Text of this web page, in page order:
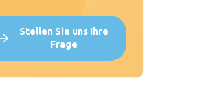
Stellen Sie uns Ihre
Frage